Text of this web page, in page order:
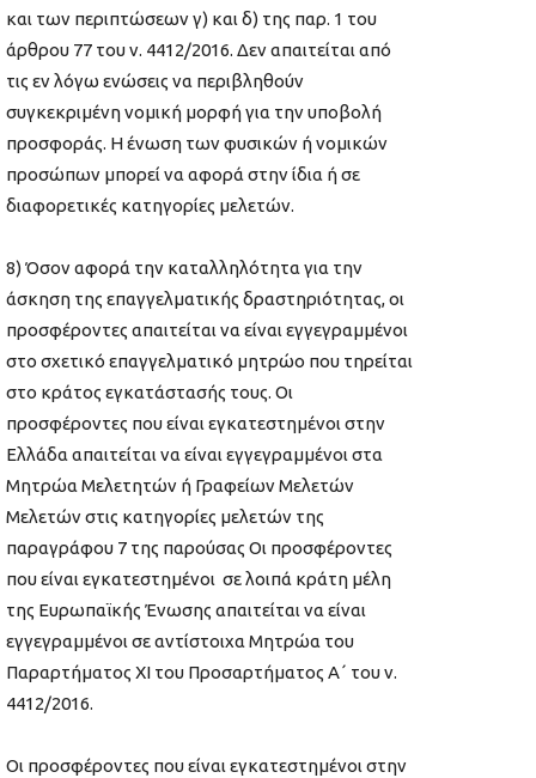
και των περιπτώσεων γ) και δ) της παρ. 1 του
άρθρου 77 του ν. 4412/2016. Δεν απαιτείται από
τις εν λόγω ενώσεις να περιβληθούν
συγκεκριμένη νομική μορφή για την υποβολή
προσφοράς. Η ένωση των φυσικών ή νομικών
προσώπων μπορεί να αφορά στην ίδια ή σε
διαφορετικές κατηγορίες μελετών.
8) Όσον αφορά την καταλληλότητα για την
άσκηση της επαγγελματικής δραστηριότητας, οι
προσφέροντες απαιτείται να είναι εγγεγραμμένοι
στο σχετικό επαγγελματικό μητρώο που τηρείται
στο κράτος εγκατάστασής τους. Οι
προσφέροντες που είναι εγκατεστημένοι στην
Ελλάδα απαιτείται να είναι εγγεγραμμένοι στα
Μητρώα Μελετητών ή Γραφείων Μελετών
Μελετών στις κατηγορίες μελετών της
παραγράφου 7 της παρούσας Οι προσφέροντες
που είναι εγκατεστημένοι σε λοιπά κράτη μέλη
της Ευρωπαϊκής Ένωσης απαιτείται να είναι
εγγεγραμμένοι σε αντίστοιχα Μητρώα του
Παραρτήματος XI του Προσαρτήματος Α΄ του ν.
4412/2016.
Οι προσφέροντες που είναι εγκατεστημένοι στην